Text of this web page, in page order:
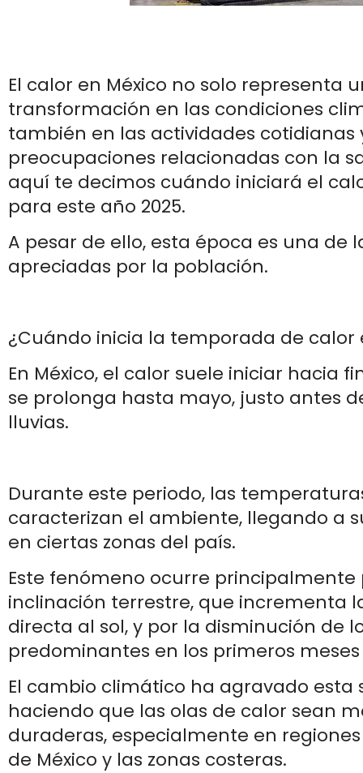
El calor en México no solo representa
transformación en las condiciones
también en las actividades cotidianas
preocupaciones relacionadas con la
aquí te decimos cuándo iniciará el
para este año 2025.
A pesar de ello, esta época es una de
apreciadas por la población.
¿Cuándo inicia la temporada de calor
En México, el calor suele iniciar hacia
se prolonga hasta mayo, justo antes
lluvias.
Durante este periodo, las
caracterizan el ambiente, llegando a
en ciertas zonas del país.
Este fenómeno ocurre principalmente
inclinación terrestre, que incrementa
directa al sol, y por la disminución de
predominantes en los primeros
El cambio climático ha agravado esta
haciendo que las olas de calor sean
duraderas, especialmente en
de México y las zonas costeras.